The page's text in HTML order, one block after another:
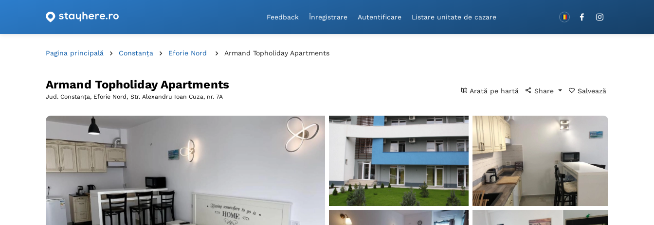
Feedback
Înregistrare Autentificare Listare unitate de cazare
Pagina principală Constanța Eforie Nord Armand Topholiday Apartments
Armand Topholiday Apartments
Jud. Constanța, Eforie Nord, Str. Alexandru Ioan Cuza, nr. 7A
Arată pe hartă Share Salvează